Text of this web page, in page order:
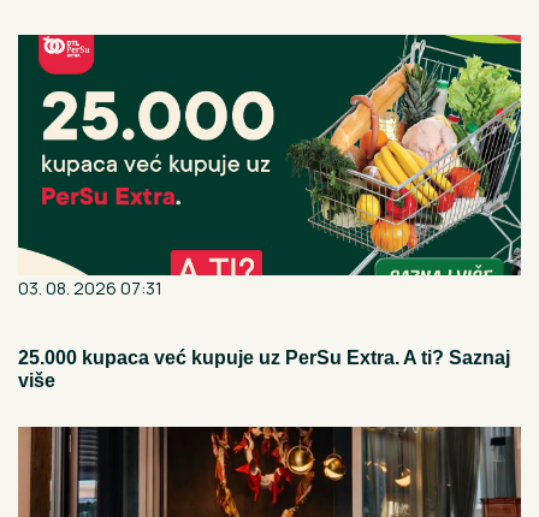
03. 08. 2026 07:31
25.000 kupaca već kupuje uz PerSu Extra. A ti? Saznaj
više